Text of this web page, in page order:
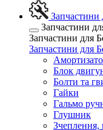
Запчастини
Запчастини
Запчастини для
Запчастини для
Блок
Болти та
Гайки
Гальмо
Глушник
Зчеплення,